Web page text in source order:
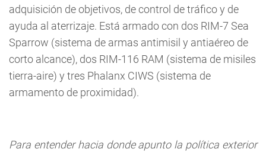
adquisición de objetivos, de control de tráfico y de
ayuda al aterrizaje. Está armado con dos RIM-7 Sea
Sparrow (sistema de armas antimisil y antiaéreo de
corto alcance), dos RIM-116 RAM (sistema de misiles
tierra-aire) y tres Phalanx CIWS (sistema de
armamento de proximidad).
Para entender hacia donde apunto la política exterior